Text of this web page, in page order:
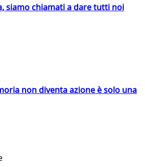
siamo chiamati a dare tutti noi
non diventa azione è solo una